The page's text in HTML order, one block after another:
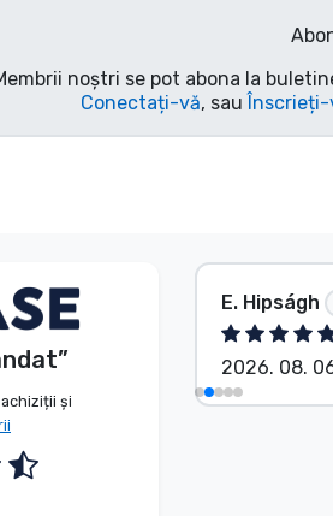
noștri se pot abona la
Conectați-vă, sauÎnscrieți-
și
Client
06.
E. Hipságh
2026. 08.